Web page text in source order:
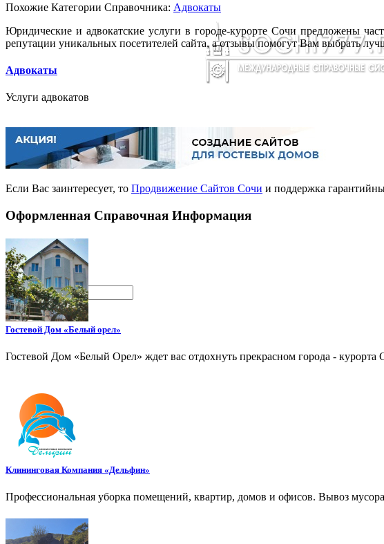
Поиск
Похожие Категории Справочника: Адвокаты
Юридические и адвокатские услуги в городе-курорте Сочи предложены
репутации уникальных посетителей сайта, а отзывы помогут Вам выбрать
Адвокаты
Услуги адвокатов
Если Вас заинтересует, то Продвижение Сайтов Сочи и поддержка
Оформленная Справочная Информация
Гостевой Дом «Белый орел»
Гостевой Дом «Белый Орел» ждет вас отдохнуть прекрасном города - курорта
Клининговая Компания «Дельфин»
Профессиональная уборка помещений, квартир, домов и офисов. Вывоз